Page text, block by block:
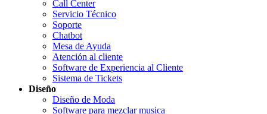
Call Center
Servicio Técnico
Soporte
Chatbot
Mesa de Ayuda
Atención al cliente
Software de Experiencia al Cliente
Sistema de Tickets
Diseño
Diseño de Moda
Software para mezclar musica